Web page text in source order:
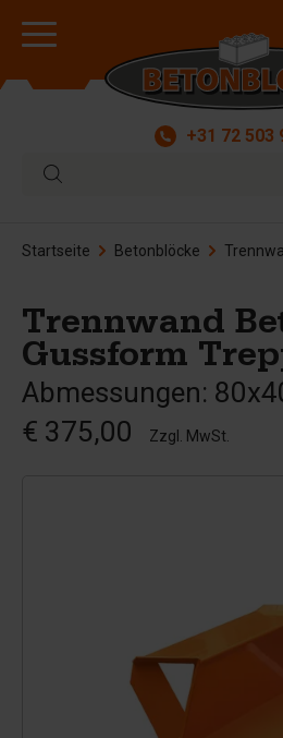
+31 72 503
Startseite Betonblöcke
Trennwand
Gussform
Abmessungen:
€ 375,00
Zzgl. MwSt.